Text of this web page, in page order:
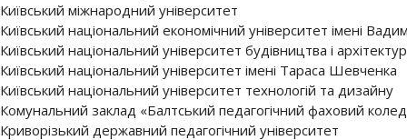
Київський міжнародний університет
Київський національний економічний університет імені
Київський національний університет будівництва і
Київський національний університет імені Тараса Шевченка
Київський національний університет технологій та дизайну
Комунальний заклад «Балтський педагогічний фаховий
Криворізький державний педагогічний університет